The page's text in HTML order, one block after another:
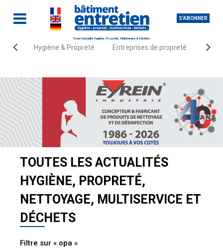
S'ABONNER
Toute l'actualité Hygiène, Propreté, Multiservice & Déchets
Hygiène & Propreté Entreprises de propreté
Accueil Actualités
TOUTES LES ACTUALITÉS
HYGIÈNE, PROPRETÉ,
NETTOYAGE, MULTISERVICE ET
DÉCHETS
Filtre sur « opa »